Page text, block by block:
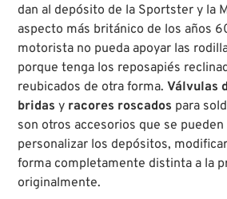
dan al depósito de la Sportster y la
aspecto más británico de los años
motorista no pueda apoyar las
porque tenga los reposapiés
reubicados de otra forma.Válvulas
bridas y racores roscados para
son otros accesorios que se
personalizar los depósitos,
forma completamente distinta a la
originalmente.